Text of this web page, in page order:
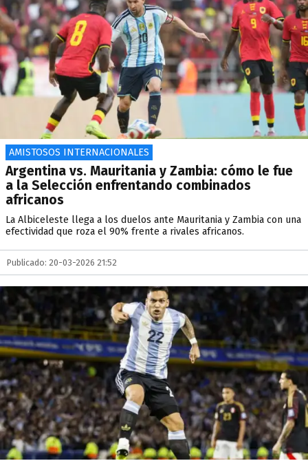
AMISTOSOS INTERNACIONALES
Argentina vs. Mauritania y Zambia: cómo le fue
a la Selección enfrentando combinados
africanos
La Albiceleste llega a los duelos ante Mauritania y Zambia con una
efectividad que roza el 90% frente a rivales africanos.
Publicado: 20-03-2026 21:52